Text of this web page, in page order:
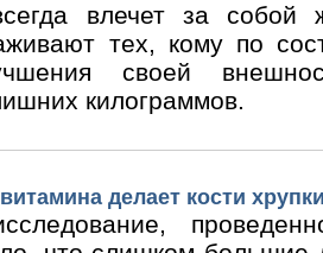
влечет за собой
тех, кому по
своей
килограммов.
делает кости